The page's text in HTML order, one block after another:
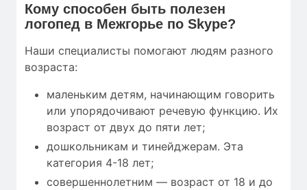
Кому способен быть полезен
логопед в Межгорье по Skype?
Наши специалисты помогают людям разного
возраста:
маленьким детям, начинающим говорить
или упорядочивают речевую функцию. Их
возраст от двух до пяти лет;
дошкольникам и тинейджерам. Эта
категория 4-18 лет;
совершеннолетним — возраст от 18 и до